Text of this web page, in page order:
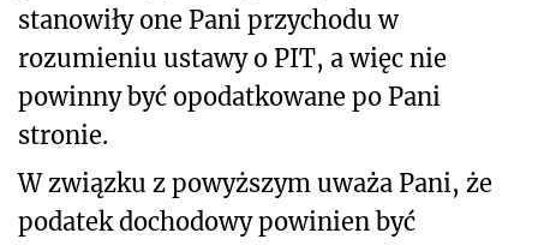
stanowiły one Pani przychodu w
rozumieniu ustawy o PIT, a więc nie
powinny być opodatkowane po Pani
stronie.
W związku z powyższym uważa Pani, że
podatek dochodowy powinien być